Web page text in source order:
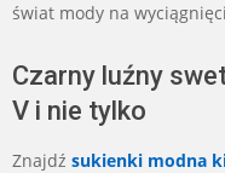
świat mody na
Czarny luźny
V i nie tylko
Znajdź sukienki modna